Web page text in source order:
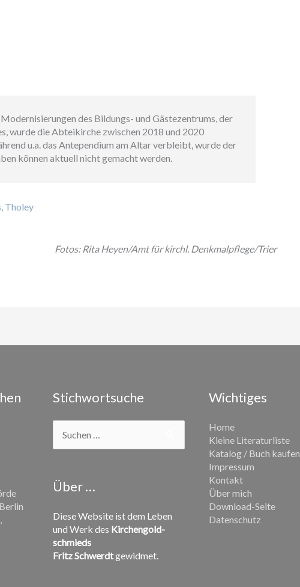
des Bildungs- und Gästezentrums, der
wurde die Abteikirche zwischen 2018 und 2020
u.a. das Antependium am Altar verbleibt, wurde der
können aktuell nicht gemacht werden.
Tholey
Fotos: Rita Heyen/Amt für kirchl. Denkmalpflege/Trier
Stichwortsuche
nach:
Über …
Diese Website ist dem Leben
und Werk des Kirchen­­gold­
schmieds
Fritz Schwerdtgewidmet.
Wichtiges
Home
Kleine Literaturliste
Katalog / Buch kaufen
Impressum
Kontakt
Über mich
Download-Seite
Datenschutz